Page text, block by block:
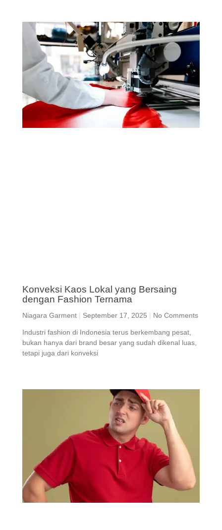
Konveksi Kaos Lokal yang Bersaing
dengan Fashion Ternama
Niagara Garment September 17, 2025 No Comments
Industri fashion di Indonesia terus berkembang pesat,
bukan hanya dari brand besar yang sudah dikenal luas,
tetapi juga dari konveksi